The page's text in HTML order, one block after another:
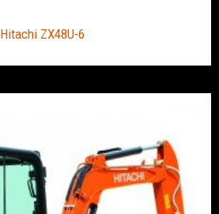
Hitachi ZX48U-6